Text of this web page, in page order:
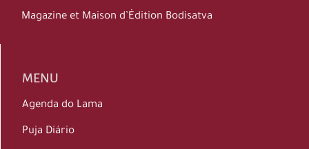
Magazine et Maison d’Édition Bodisatva
MENU
Agenda do Lama
Puja Diário